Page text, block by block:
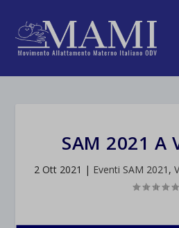
SAM 2021 A
2 Ott 2021 | Eventi SAM 2021 ,